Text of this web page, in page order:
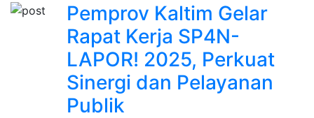
Pemprov Kaltim Gelar
Rapat Kerja SP4N-
LAPOR! 2025, Perkuat
Sinergi dan Pelayanan
Publik